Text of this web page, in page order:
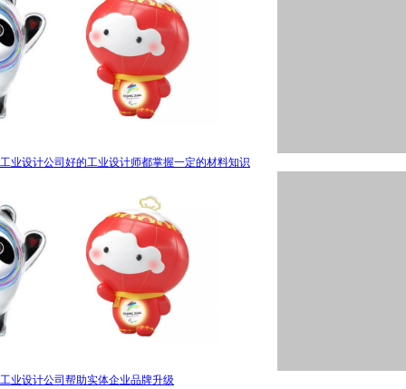
工业设计公司好的工业设计师都掌握一定的材料知识
工业设计公司帮助实体企业品牌升级